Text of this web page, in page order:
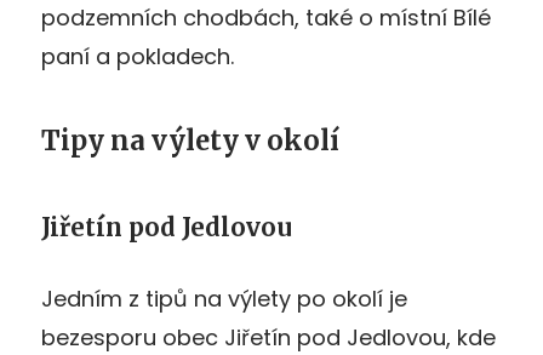
podzemních chodbách, také o místní Bílé
paní a pokladech.
Tipy na výlety v okolí
Jiřetín pod Jedlovou
Jedním z tipů na výlety po okolí je
bezesporu obec Jiřetín pod Jedlovou, kde